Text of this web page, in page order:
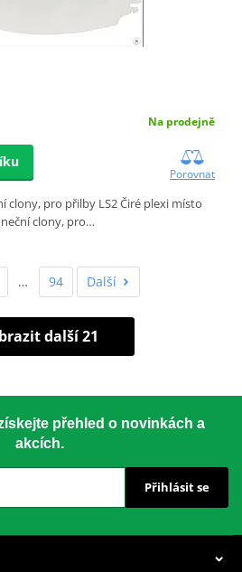
Na prodejně
Porovnat
clony, pro přilby LS2 Čiré plexi místo
clony, pro…
… 94 Další
další 21
přehled o novinkách a
akcích.
Přihlásit se